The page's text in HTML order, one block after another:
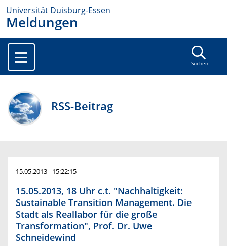
Universität Duisburg-Essen
Meldungen
Suchen
RSS-Beitrag
15.05.2013 - 15:22:15
15.05.2013, 18 Uhr c.t. "Nachhaltigkeit:
Sustainable Transition Management. Die
Stadt als Reallabor für die große
Transformation", Prof. Dr. Uwe
Schneidewind